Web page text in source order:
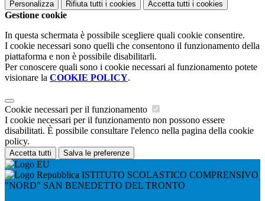
Personalizza Rifiuta tutti i cookies Accetta tutti i cookies
Gestione cookie
In questa schermata è possibile scegliere quali cookie consentire.
I cookie necessari sono quelli che consentono il funzionamento della
piattaforma e non è possibile disabilitarli.
Per conoscere quali sono i cookie necessari al funzionamento potete
visionare la COOKIE POLICY.
Cookie necessari per il funzionamento
I cookie necessari per il funzionamento non possono essere
disabilitati. È possibile consultare l'elenco nella pagina della cookie
policy.
Accetta tutti Salva le preferenze
ISTITUTO SCOLASTICO COMPRENSIVO
"NORD" SAN BENEDETTO DEL TRONTO